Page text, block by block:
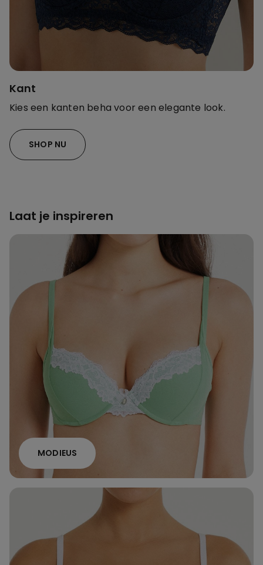
Kant
Kies een kanten beha voor een elegante look.
SHOP NU
Laat je inspireren
MODIEUS